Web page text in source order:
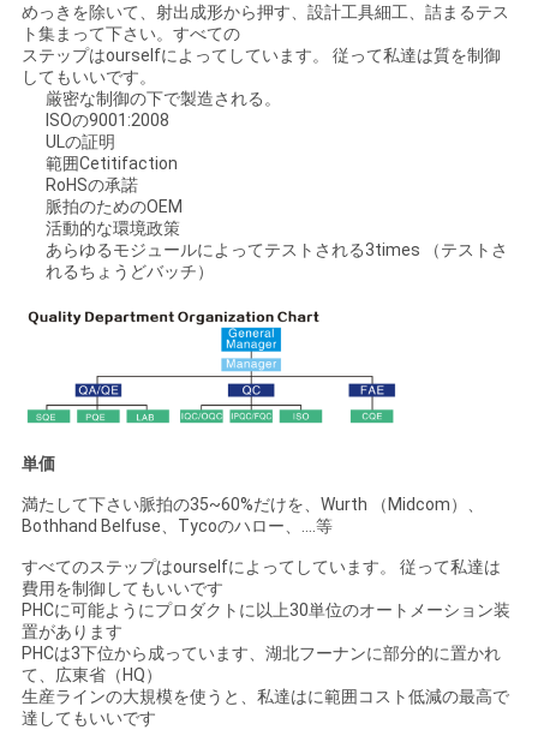
めっきを除いて、射出成形から押す、設計工具細工、詰まるテス
ト集まって下さい。すべての
ステップはourselfによってしています。 従って私達は質を制御
してもいいです。
厳密な制御の下で製造される。
ISOの9001:2008
ULの証明
範囲Cetitifaction
RoHSの承諾
脈拍のためのOEM
活動的な環境政策
あらゆるモジュールによってテストされる3times （テストさ
れるちょうどバッチ）
単価
満たして下さい脈拍の35~60%だけを、Wurth （Midcom）、
Bothhand Belfuse、Tycoのハロー、….等
すべてのステップはourselfによってしています。 従って私達は
費用を制御してもいいです
PHCに可能ようにプロダクトに以上30単位のオートメーション装
置があります
PHCは3下位から成っています、湖北フーナンに部分的に置かれ
て、広東省（HQ）
生産ラインの大規模を使うと、私達はに範囲コスト低減の最高で
達してもいいです